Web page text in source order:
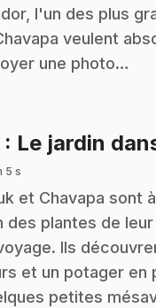
l'un des plus
veulent
une photo…
: Le jardin
5 s
et Chavapa sont
des plantes de
Ils
et un potager en
petites